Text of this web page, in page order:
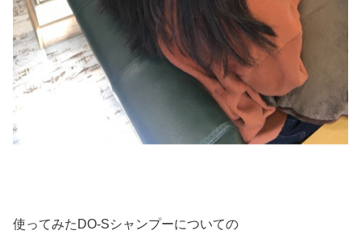
使ってみたDO-Sシャンプーについての